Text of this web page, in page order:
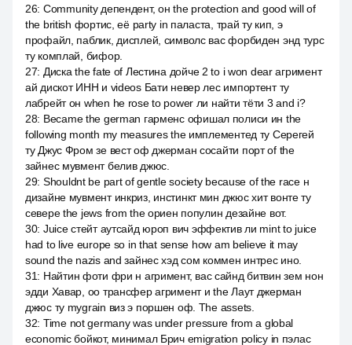
26: Community депендент, он the protection and good will of
the british фортис, её party in паласта, трай ту кип, э
профайл, паблик, дисплей, символс вас форбиден энд турс
ту комплай, бифор.
27: Диска the fate of Лестина дойче 2 to i won dear агримент
ай дискот ИНН и videos Бати невер лес импортент ту
лабрейт он when he rose to power ли найти тёти 3 and i?
28: Became the german гарменс офишал полиси ин the
following month my measures the имплементед ту Серегей
ту Джус Фром зе вест оф джерман сосайти порт of the
зайнес мувмент белив джюс.
29: Shouldnt be part of gentle society because of the race н
дизайне мувмент инкриз, инстинкт мин джюс хит вонте ту
севере the jews from the ориен популин дезайне вот.
30: Juice стейт аутсайд юроп вич эффектив ли mint to juice
had to live europe so in that sense how am believe it may
sound the nazis and зайнес хэд сом коммен интрес ино.
31: Найтин фоти фри н агримент, вас сайнд битвин зем нон
эдди Хавар, оо трансфер агримент и the Лаут джерман
джюс ту mygrain виз э поршен оф. The assets.
32: Time not germany was under pressure from a global
economic бойкот, минимал Брич emigration policy in пэлас